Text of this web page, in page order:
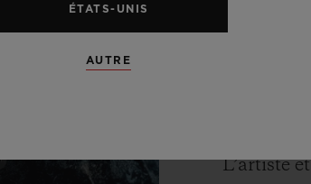
avec
artistes
Ross
L’artiste
ÉTATS-UNIS
AUTRE